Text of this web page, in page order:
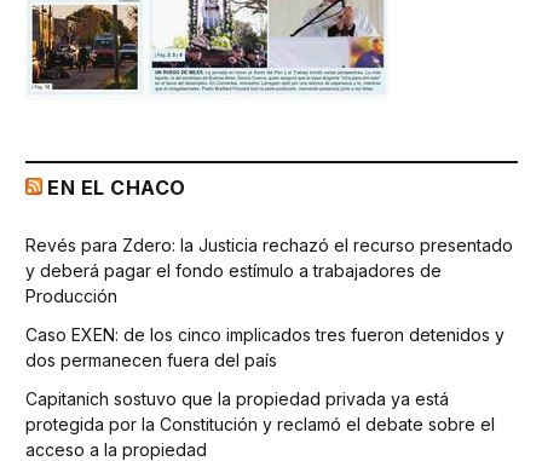
EN EL CHACO
Revés para Zdero: la Justicia rechazó el recurso presentado
y deberá pagar el fondo estímulo a trabajadores de
Producción
Caso EXEN: de los cinco implicados tres fueron detenidos y
dos permanecen fuera del país
Capitanich sostuvo que la propiedad privada ya está
protegida por la Constitución y reclamó el debate sobre el
acceso a la propiedad